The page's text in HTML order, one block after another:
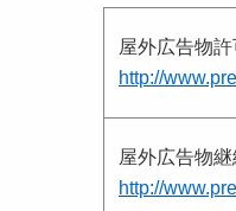
屋外広告物
http://
屋外広告物
http://